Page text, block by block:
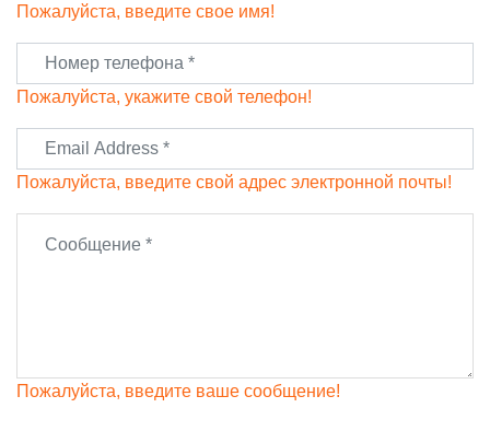
Пожалуйста, введите свое имя!
Пожалуйста, укажите свой телефон!
Пожалуйста, введите свой адрес электронной почты!
Пожалуйста, введите ваше сообщение!